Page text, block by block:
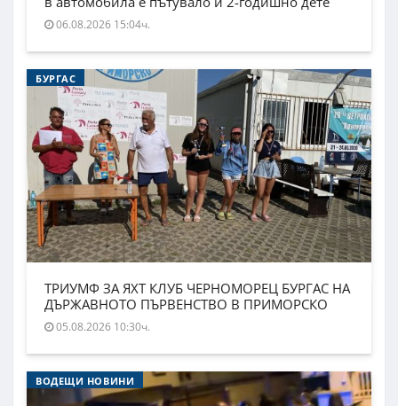
06.08.2026 15:04ч.
БУРГАС
ТРИУМФ ЗА ЯХТ КЛУБ ЧЕРНОМОРЕЦ БУРГАС НА
ДЪРЖАВНОТО ПЪРВЕНСТВО В ПРИМОРСКО
05.08.2026 10:30ч.
ВОДЕЩИ НОВИНИ